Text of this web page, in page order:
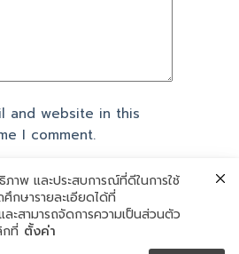
and website in this
I comment.
าพ และประสบการณ์ที่ดีในการใช้
กษารายละเอียดได้ที่
ละสามารถจัดการความเป็นส่วนตัว
กที่ ตั้งค่า